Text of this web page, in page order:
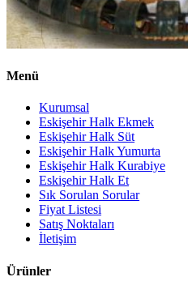
Menü
Kurumsal
Eskişehir Halk Ekmek
Eskişehir Halk Süt
Eskişehir Halk Yumurta
Eskişehir Halk Kurabiye
Eskişehir Halk Et
Sık Sorulan Sorular
Fiyat Listesi
Satış Noktaları
İletişim
Ürünler